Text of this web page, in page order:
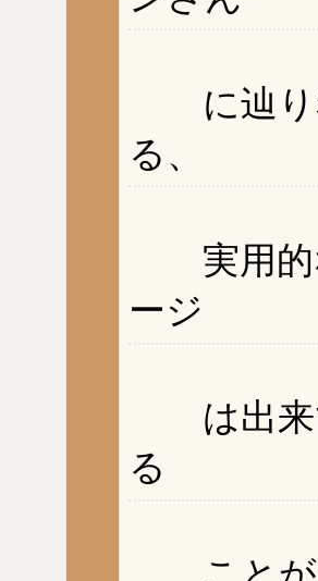
に辿り
る、
実用的
ージ
は出来
る